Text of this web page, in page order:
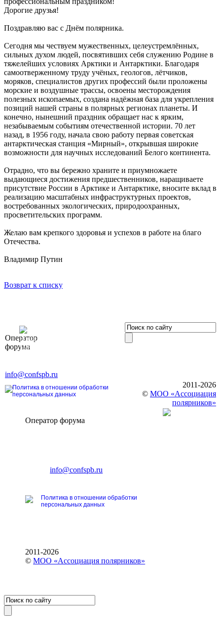
Дорогие друзья!
Поздравляю вас с Днём полярника.
Сегодня мы чествуем мужественных, целеустремлённых,
сильных духом людей, посвятивших себя служению Родине в
тяжелейших условиях Арктики и Антарктики. Благодаря
самоотверженному труду учёных, геологов, лётчиков,
моряков, специалистов других профессий были проложены
морские и воздушные трассы, освоены месторождения
полезных ископаемых, создана надёжная база для укрепления
позиций нашей страны в полярных регионах планеты. И
конечно, нынешний праздник обращает нас к ярким,
незабываемым событиям отечественной истории. 70 лет
назад, в 1956 году, начала свою работу первая советская
антарктическая станция «Мирный», открывшая широкие
возможности для научных исследований Белого континента.
Отрадно, что вы бережно храните и приумножаете
выдающиеся достижения предшественников, наращиваете
присутствие России в Арктике и Антарктике, вносите вклад в
реализацию масштабных инфраструктурных проектов,
востребованных экологических, природоохранных,
просветительских программ.
Желаю вам крепкого здоровья и успехов в работе на благо
Отечества.
Владимир Путин
Возврат к списку
Оператор
форума
Элит»
196191, г. Санкт-Петербург,
info@confspb.ru
Политика в отношении обработки
персональных данных
2011-2026
© МОО «Ассоциация
полярников»
Оператор форума
E-mail:info@confspb.ru
Политика в отношении обработки
персональных данных
2011-2026
©МОО «Ассоциация полярников»